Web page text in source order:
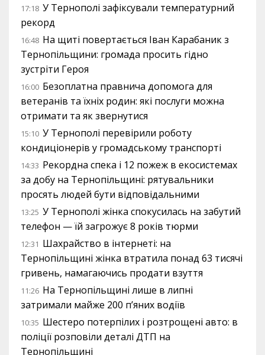
17:18 У Тернополі зафіксували температурний
рекорд
16:48 На щиті повертається Іван Карабаник з
Тернопільщини: громада просить гідно
зустріти Героя
16:00 Безоплатна правнича допомога для
ветеранів та їхніх родин: які послуги можна
отримати та як звернутися
15:10 У Тернополі перевірили роботу
кондиціонерів у громадському транспорті
14:33 Рекордна спека і 12 пожеж в екосистемах
за добу на Тернопільщині: рятувальники
просять людей бути відповідальними
13:25 У Тернополі жінка спокусилась на забутий
телефон — їй загрожує 8 років тюрми
12:31 Шахрайство в інтернеті: на
Тернопільщині жінка втратила понад 63 тисячі
гривень, намагаючись продати взуття
11:26 На Тернопільщині лише в липні
затримали майже 200 п’яних водіїв
10:35 Шестеро потерпілих і розтрощені авто: в
поліції розповіли деталі ДТП на
Тернопільщині